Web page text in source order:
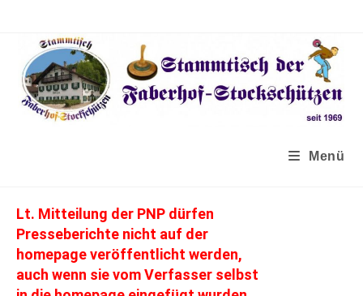
Menü
Lt. Mitteilung der PNP dürfen
Presseberichte nicht auf der
homepage veröffentlicht werden,
auch wenn sie vom Verfasser selbst